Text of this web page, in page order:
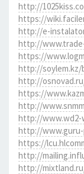
http://
https://
http://e-
http://
https://
http://soylem.kz/
http://
https://
http://
http://www.wd2-
http://www.guru-
https://
http://
http://